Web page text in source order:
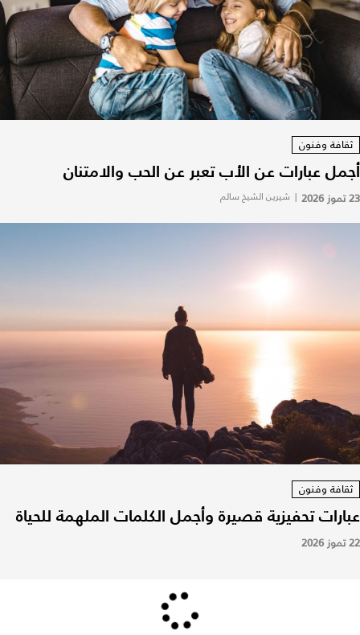
ثقافة وفنون
أجمل عبارات عن الأب تعبر عن الحب والامتنان
23 تموز 2026 | شيرين الشيخ سالم
ثقافة وفنون
عبارات تحفيزية قصيرة وأجمل الكلمات الملهمة للحياة
22 تموز 2026